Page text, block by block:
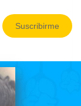
Suscribirme